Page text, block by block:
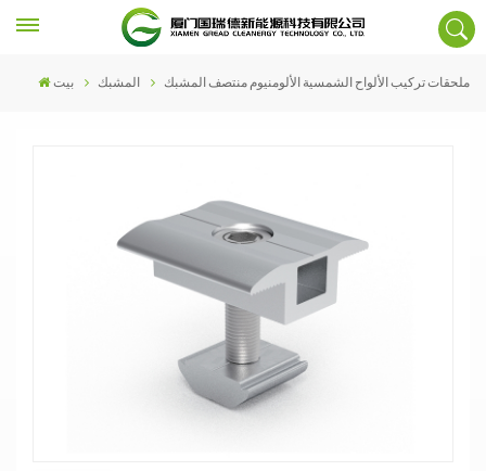
بيت المشبك ملحقات تركيب الألواح الشمسية الألومنيوم منتصف المشبك